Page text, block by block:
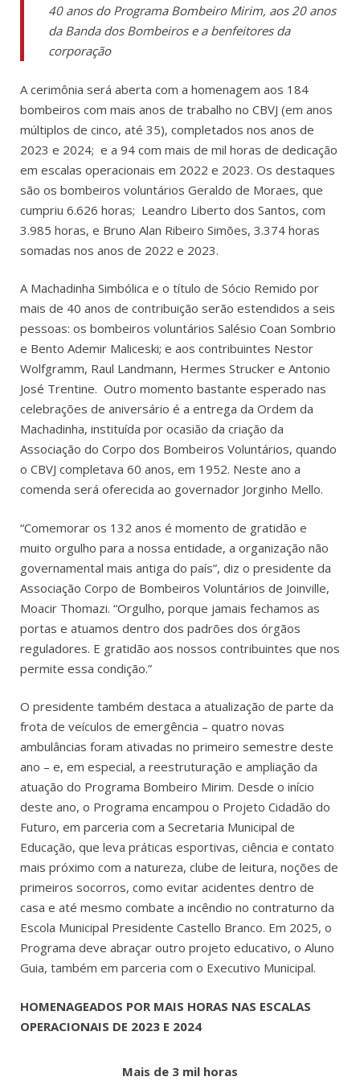
40 anos do Programa Bombeiro Mirim, aos 20 anos
da Banda dos Bombeiros e a benfeitores da
corporação
A cerimônia será aberta com a homenagem aos 184
bombeiros com mais anos de trabalho no CBVJ (em anos
múltiplos de cinco, até 35), completados nos anos de
2023 e 2024; e a 94 com mais de mil horas de dedicação
em escalas operacionais em 2022 e 2023. Os destaques
são os bombeiros voluntários Geraldo de Moraes, que
cumpriu 6.626 horas; Leandro Liberto dos Santos, com
3.985 horas, e Bruno Alan Ribeiro Simões, 3.374 horas
somadas nos anos de 2022 e 2023.
A Machadinha Simbólica e o título de Sócio Remido por
mais de 40 anos de contribuição serão estendidos a seis
pessoas: os bombeiros voluntários Salésio Coan Sombrio
e Bento Ademir Maliceski; e aos contribuintes Nestor
Wolfgramm, Raul Landmann, Hermes Strucker e Antonio
José Trentine. Outro momento bastante esperado nas
celebrações de aniversário é a entrega da Ordem da
Machadinha, instituída por ocasião da criação da
Associação do Corpo dos Bombeiros Voluntários, quando
o CBVJ completava 60 anos, em 1952. Neste ano a
comenda será oferecida ao governador Jorginho Mello.
“Comemorar os 132 anos é momento de gratidão e
muito orgulho para a nossa entidade, a organização não
governamental mais antiga do país”, diz o presidente da
Associação Corpo de Bombeiros Voluntários de Joinville,
Moacir Thomazi. “Orgulho, porque jamais fechamos as
portas e atuamos dentro dos padrões dos órgãos
reguladores. E gratidão aos nossos contribuintes que nos
permite essa condição.”
O presidente também destaca a atualização de parte da
frota de veículos de emergência – quatro novas
ambulâncias foram ativadas no primeiro semestre deste
ano – e, em especial, a reestruturação e ampliação da
atuação do Programa Bombeiro Mirim. Desde o início
deste ano, o Programa encampou o Projeto Cidadão do
Futuro, em parceria com a Secretaria Municipal de
Educação, que leva práticas esportivas, ciência e contato
mais próximo com a natureza, clube de leitura, noções de
primeiros socorros, como evitar acidentes dentro de
casa e até mesmo combate a incêndio no contraturno da
Escola Municipal Presidente Castello Branco. Em 2025, o
Programa deve abraçar outro projeto educativo, o Aluno
Guia, também em parceria com o Executivo Municipal.
HOMENAGEADOS POR MAIS HORAS NAS ESCALAS
OPERACIONAIS DE 2023 E 2024
Mais de 3 mil horas